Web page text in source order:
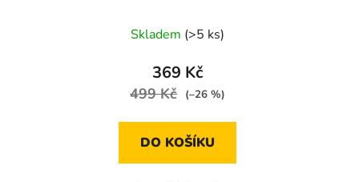
květy červené růže
Skladem (>5 ks)
369 Kč
499 Kč (–26 %)
DO KOŠÍKU